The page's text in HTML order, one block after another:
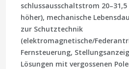
schlussausschaltstrom
höher), mechanische
zur Schutztechnik
(elektromagnetische/
Fernsteuerung,
Lösungen mit vergossenen